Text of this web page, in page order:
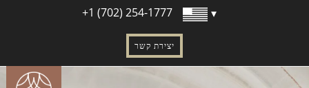
תרומת ביצית ויצירת עוברים בארה”ב
טיפולי פוריות מתקדמים
הפריה חוץ-גופית – גישה מתקדמת להגשמת חלום
+1 (702) 254-1777
יצירת קשר